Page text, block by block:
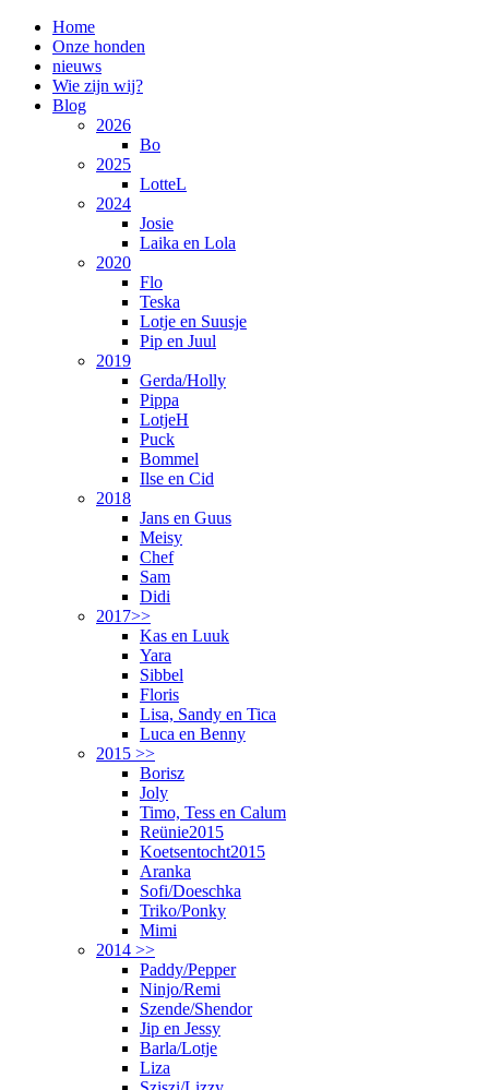
Home
Onze honden
nieuws
Wie zijn wij?
Blog
2026
Bo
2025
LotteL
2024
Josie
Laika en Lola
2020
Flo
Teska
Lotje en Suusje
Pip en Juul
2019
Gerda/Holly
Pippa
LotjeH
Puck
Bommel
Ilse en Cid
2018
Jans en Guus
Meisy
Chef
Sam
Didi
2017>>
Kas en Luuk
Yara
Sibbel
Floris
Lisa, Sandy en Tica
Luca en Benny
2015 >>
Borisz
Joly
Timo, Tess en Calum
Reünie2015
Koetsentocht2015
Aranka
Sofi/Doeschka
Triko/Ponky
Mimi
2014 >>
Paddy/Pepper
Ninjo/Remi
Szende/Shendor
Jip en Jessy
Barla/Lotje
Liza